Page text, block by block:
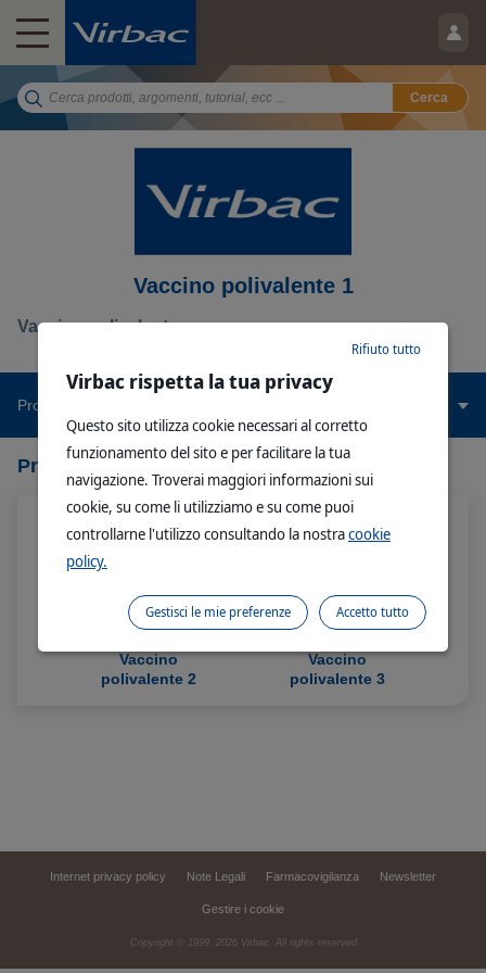
Cerca
Vaccino polivalente 1
Vaccino polivalente
Prodotti Correlati
Prodotti Correlati
Vaccino
polivalente 2
Vaccino
polivalente 3
Internet privacy policy Note Legali Farmacovigilanza Newsletter
Gestire i cookie
Copyright © 1999, 2026 Virbac. All rights reserved
Virbac rispetta la tua privacy
Questo sito utilizza cookie necessari al corretto
funzionamento del sito e per facilitare la tua
navigazione. Troverai maggiori informazioni sui
cookie, su come li utilizziamo e su come puoi
controllarne l'utilizzo consultando la nostracookie
policy.
Rifiuto tutto
Accetto tutto
Gestisci le mie preferenze